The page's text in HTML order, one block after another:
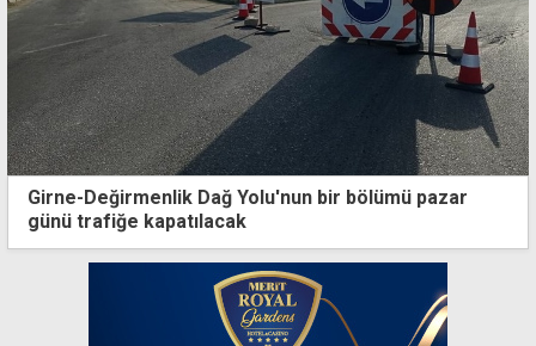
Girne-Değirmenlik Dağ Yolu'nun bir bölümü pazar
günü trafiğe kapatılacak